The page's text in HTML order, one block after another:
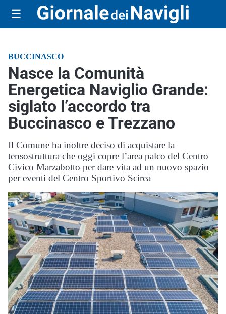
☰
BUCCINASCO
Nasce la Comunità
Energetica Naviglio Grande:
siglato l’accordo tra
Buccinasco e Trezzano
Il Comune ha inoltre deciso di acquistare la
tensostruttura che oggi copre l’area palco del Centro
Civico Marzabotto per dare vita ad un nuovo spazio
per eventi del Centro Sportivo Scirea